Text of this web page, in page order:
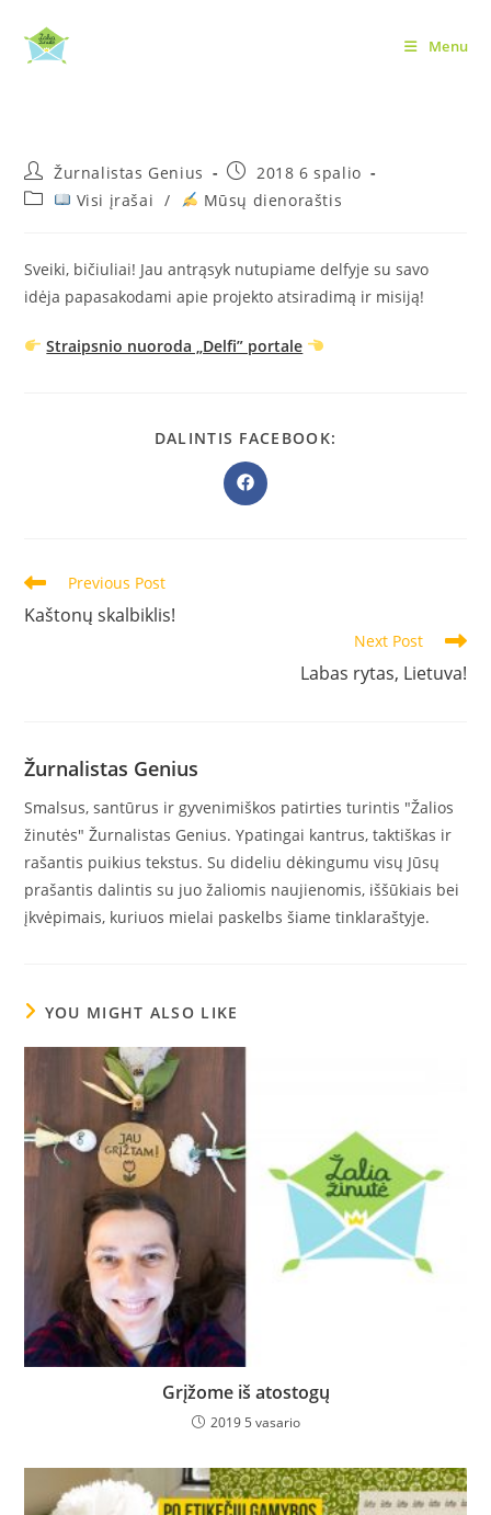
content
Menu
Post
author:
Žurnalistas Genius
Post
published:
2018 6 spalio
Post
Visi įrašai / Mūsų dienoraštis
Sveiki, bičiuliai! Jau antrąsyk nutupiame delfyje su savo
idėja papasakodami apie projekto atsiradimą ir misiją!
Straipsnio nuoroda „Delfi” portale
DALINTIS FACEBOOK:
Opens
in
Read
more
articles
Previous Post
Kaštonų skalbiklis!
Next Post
Labas rytas, Lietuva!
Žurnalistas Genius
Smalsus, santūrus ir gyvenimiškos patirties turintis "Žalios
žinutės" Žurnalistas Genius. Ypatingai kantrus, taktiškas ir
rašantis puikius tekstus. Su dideliu dėkingumu visų Jūsų
prašantis dalintis su juo žaliomis naujienomis, iššūkiais bei
įkvėpimais, kuriuos mielai paskelbs šiame tinklaraštyje.
YOU MIGHT ALSO LIKE
Grįžome iš atostogų
2019 5 vasario